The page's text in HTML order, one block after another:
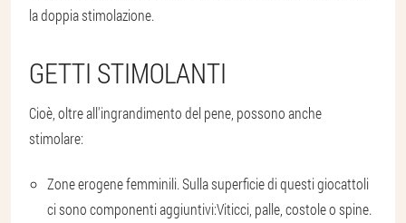
la doppia stimolazione.
GETTI STIMOLANTI
Cioè, oltre all'ingrandimento del pene, possono anche
stimolare:
Zone erogene femminili. Sulla superficie di questi giocattoli
ci sono componenti aggiuntivi:Viticci, palle, costole o spine.